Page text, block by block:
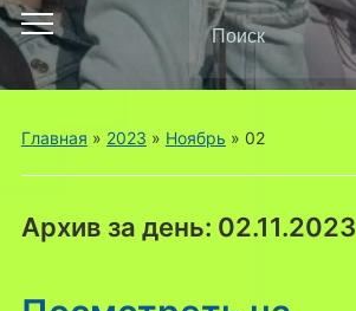
Переключить
мобильное
меню
Поиск
по:
Главная » 2023 » Ноябрь » 02
Архив за день: 02.11.2023